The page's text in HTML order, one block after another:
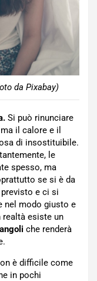
da Pixabay)
Si può rinunciare
il calore e il
di insostituibile.
le
spesso, ma
se si è da
e ci si
nel modo giusto e
realtà esiste un
che renderà
è difficile come
in pochi